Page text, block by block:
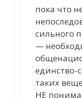
пока что
сильного
—
единство-
таких
НЕ